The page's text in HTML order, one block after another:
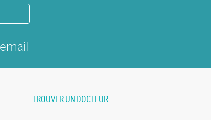
email
TROUVER UN DOCTEUR